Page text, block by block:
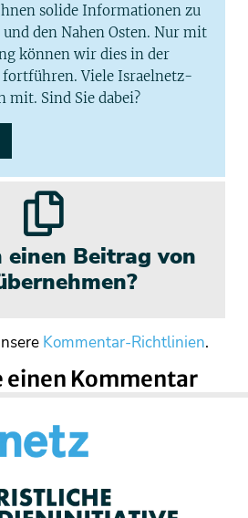
solide Informationen zu
den Nahen Osten. Nur mit
können wir dies in der
fortführen. Viele Israelnetz-
mit. Sind Sie dabei?
einen Beitrag von
Kommentar-Richtlinien.
einen Kommentar